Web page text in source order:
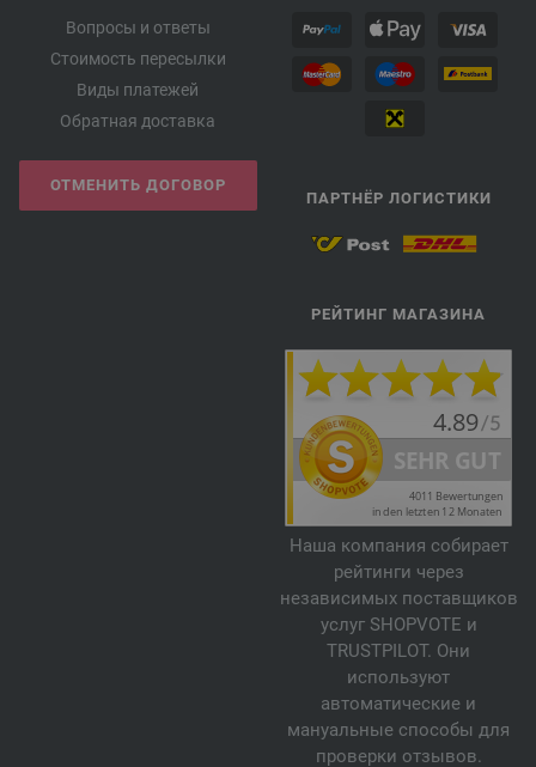
Вопросы и ответы
Стоимость пересылки
Виды платежей
Обратная доставка
ОТМЕНИТЬ ДОГОВОР
ПАРТНЁР ЛОГИСТИКИ
РЕЙТИНГ МАГАЗИНА
Наша компания собирает
рейтинги через
независимых поставщиков
услуг SHOPVOTE и
TRUSTPILOT. Они
используют
автоматические и
мануальные способы для
проверки отзывов.